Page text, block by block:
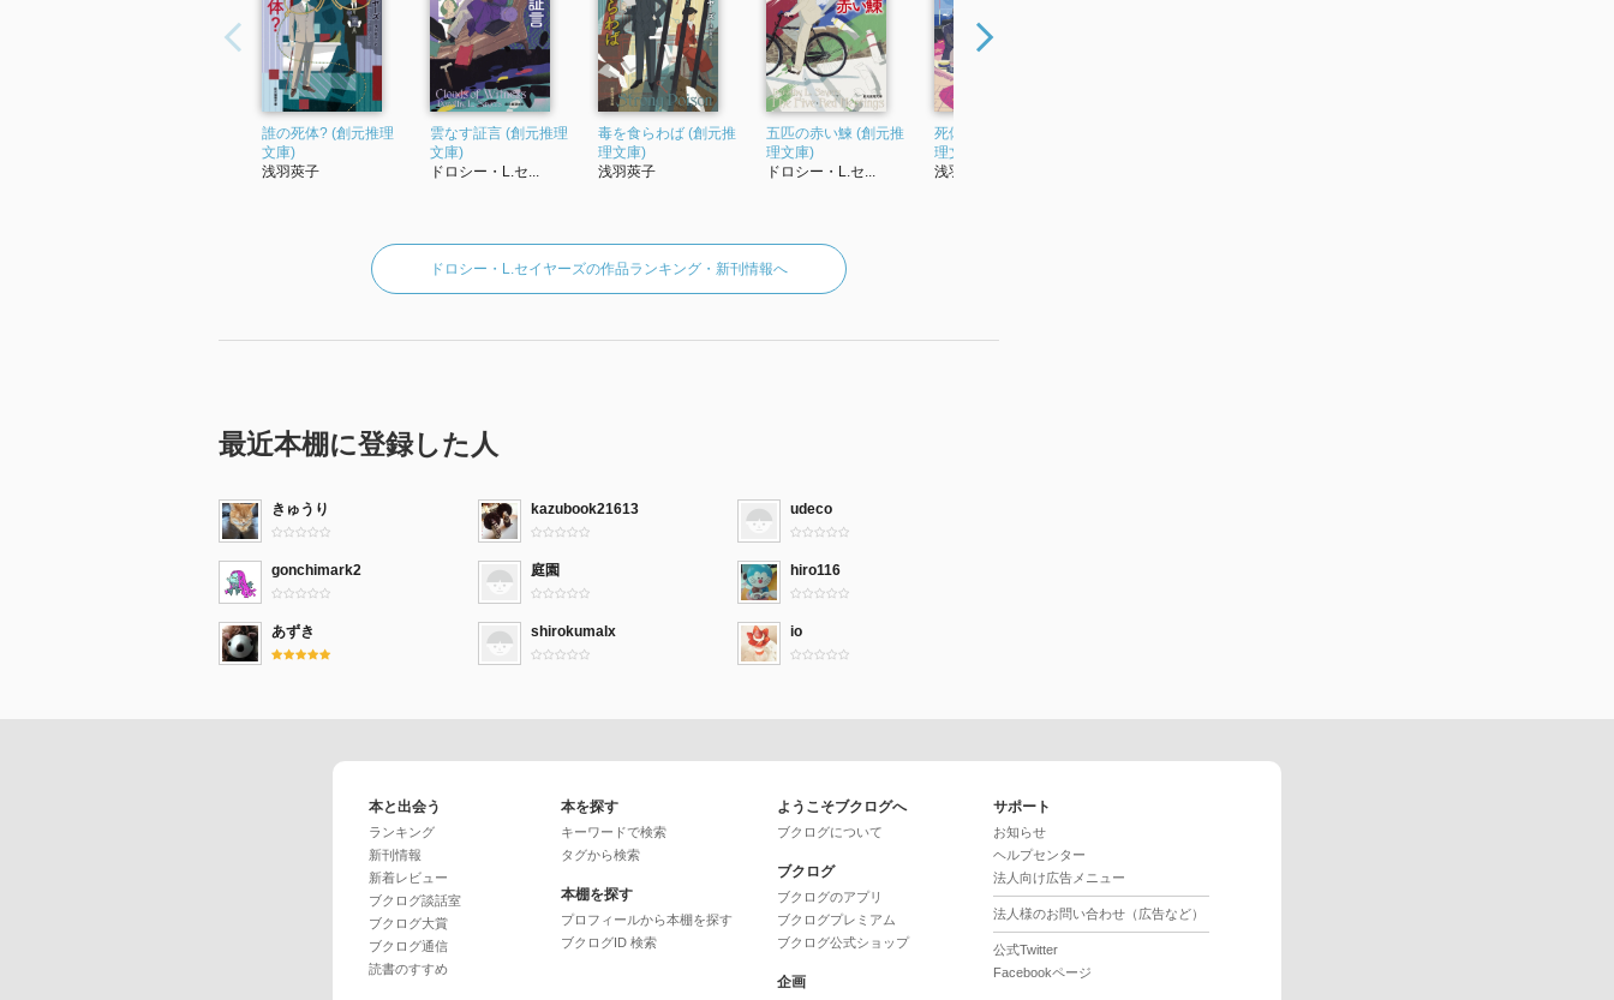
誰の死体? (創元推理
文庫)
浅羽莢子
雲なす証言 (創元推理
文庫)
ドロシー・L.セ...
毒を食らわば (創元推
理文庫)
浅羽莢子
五匹の赤い鰊 (創元推
理文庫)
ドロシー・L.セ...
死体をどうぞ (創元推
理文庫)
浅羽莢子
ドロシー・L.セイヤーズの作品ランキング・新刊情報へ
最近本棚に登録した人
きゅうり kazubook21613 udeco
gonchimark2 庭園 hiro116
あずき shirokumalx io
本と出会う
ランキング
新刊情報
新着レビュー
ブクログ談話室
ブクログ大賞
ブクログ通信
読書のすすめ
本を探す
キーワードで検索
タグから検索
本棚を探す
プロフィールから本棚を探す
ブクログID 検索
ようこそブクログへ
ブクログについて
ブクログ
ブクログのアプリ
ブクログプレミアム
ブクログ公式ショップ
企画
サポート
お知らせ
ヘルプセンター
法人向け広告メニュー
法人様のお問い合わせ（広告など）
公式Twitter
Facebookページ